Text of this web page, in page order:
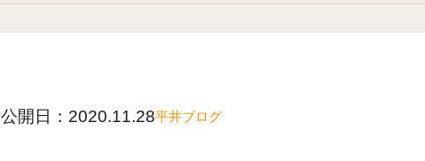
公開日： 2020.11.28平井ブログ